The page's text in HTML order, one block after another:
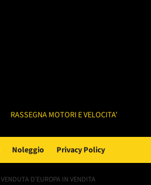
RASSEGNA MOTORI E VELOCITA'
Noleggio Privacy Policy
D’EUROPA IN VENDITA